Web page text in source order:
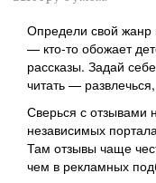
Определи свой жанр
— кто-то обожает
рассказы. Задай
читать —
Сверься с отзывами
независимых
Там отзывы чаще
чем в рекламных